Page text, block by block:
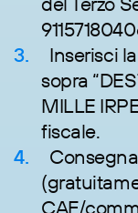
Inserisci
sopra
MILLE
fiscale.
CAF/